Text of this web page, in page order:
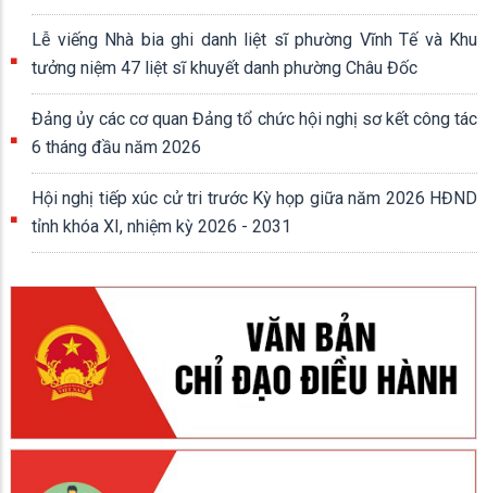
Lễ viếng Nhà bia ghi danh liệt sĩ phường Vĩnh Tế và Khu
tưởng niệm 47 liệt sĩ khuyết danh phường Châu Đốc
Đảng ủy các cơ quan Đảng tổ chức hội nghị sơ kết công tác
6 tháng đầu năm 2026
Hội nghị tiếp xúc cử tri trước Kỳ họp giữa năm 2026 HĐND
tỉnh khóa XI, nhiệm kỳ 2026 - 2031